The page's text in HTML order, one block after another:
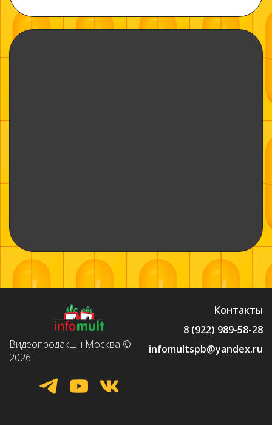
Видеопродакшн Москва ©
2026
Контакты
8 (922) 989-58-28
infomultspb@yandex.ru